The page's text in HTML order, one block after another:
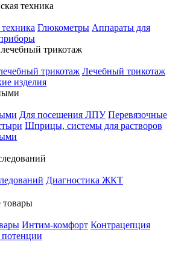
техника
Глюкометры Аппараты для
трикотаж
трикотаж Лечебный трикотаж
изделия
Для посещения ЛПУ Перевязочные
Шприцы, системы для растворов
Диагностика ЖКТ
Интим-комфорт Контрацепция